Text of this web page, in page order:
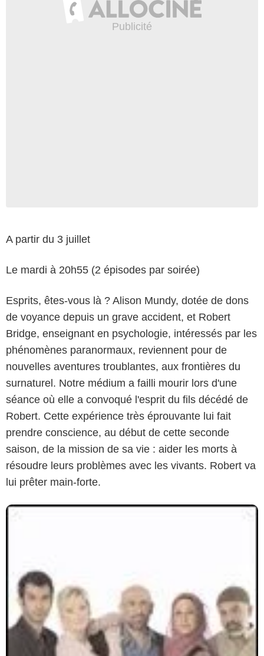
A partir du 3 juillet
Le mardi à 20h55 (2 épisodes par soirée)
Esprits, êtes-vous là ? Alison Mundy, dotée de dons
de voyance depuis un grave accident, et Robert
Bridge, enseignant en psychologie, intéressés par les
phénomènes paranormaux, reviennent pour de
nouvelles aventures troublantes, aux frontières du
surnaturel. Notre médium a failli mourir lors d'une
séance où elle a convoqué l'esprit du fils décédé de
Robert. Cette expérience très éprouvante lui fait
prendre conscience, au début de cette seconde
saison, de la mission de sa vie : aider les morts à
résoudre leurs problèmes avec les vivants. Robert va
lui prêter main-forte.